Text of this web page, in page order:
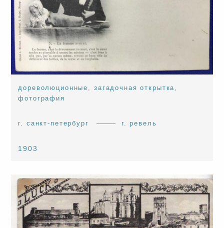
дореволюционные загадочная открытка
фотография
г. санкт-петербург г. ревель
1903